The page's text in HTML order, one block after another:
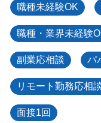
職種未経験OK
職種・業界未経験
副業応相談 パ
リモート勤務応相
面接1回